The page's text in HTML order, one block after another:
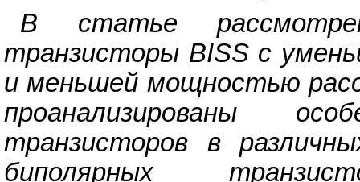
В статье
транзисторы BISS с
и меньшей мощностью
проанализированы
транзисторов в
биполярных